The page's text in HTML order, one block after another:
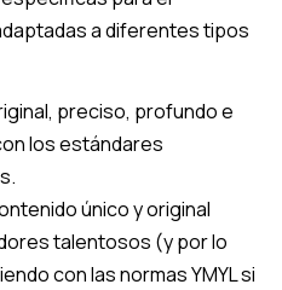
a diferentes tipos
preciso, profundo e
los estándares
único y original
talentosos (y por lo
con las normas YMYL si